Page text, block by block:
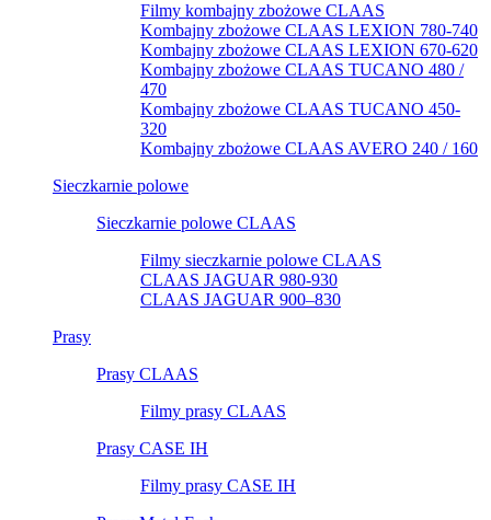
Filmy kombajny zbożowe CLAAS
Kombajny zbożowe CLAAS LEXION 780-740
Kombajny zbożowe CLAAS LEXION 670-620
Kombajny zbożowe CLAAS TUCANO 480 /
470
Kombajny zbożowe CLAAS TUCANO 450-
320
Kombajny zbożowe CLAAS AVERO 240 / 160
Sieczkarnie polowe
Sieczkarnie polowe CLAAS
Filmy sieczkarnie polowe CLAAS
CLAAS JAGUAR 980-930
CLAAS JAGUAR 900–830
Prasy
Prasy CLAAS
Filmy prasy CLAAS
Prasy CASE IH
Filmy prasy CASE IH